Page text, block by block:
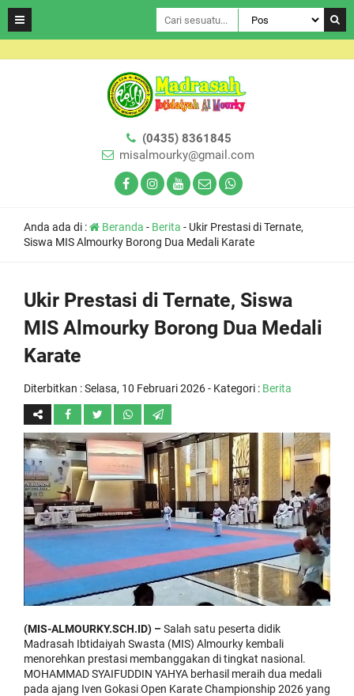
(0435) 8361845
misalmourky@gmail.com
Anda ada di : Beranda - Berita - Ukir Prestasi di Ternate,
Siswa MIS Almourky Borong Dua Medali Karate
Ukir Prestasi di Ternate, Siswa
MIS Almourky Borong Dua Medali
Karate
Diterbitkan :Selasa, 10 Februari 2026- Kategori : Berita
(MIS-ALMOURKY.SCH.ID) –Salah satu peserta didik
Madrasah Ibtidaiyah Swasta (MIS) Almourky kembali
menorehkan prestasi membanggakan di tingkat nasional.
MOHAMMAD SYAIFUDDIN YAHYA berhasil meraih dua medali
pada ajang Iven Gokasi Open Karate Championship 2026 yang